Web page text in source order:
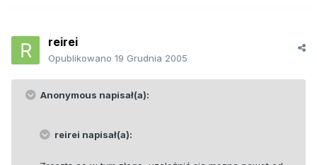
reirei
Opublikowano 19 Grudnia 2005
Anonymous napisał(a):
reirei napisał(a):